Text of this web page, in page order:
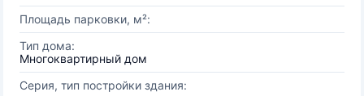
Площадь парковки, м²:
Тип дома:
Многоквартирный дом
Серия, тип постройки здания: